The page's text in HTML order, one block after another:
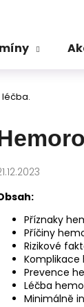
léčba.
Příznaky
Příčiny
Rizikové
Komplikace
Prevence
Léčba
Minimálně
Co